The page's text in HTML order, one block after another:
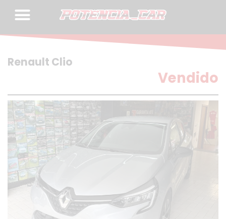
Renault Clio
Vendido